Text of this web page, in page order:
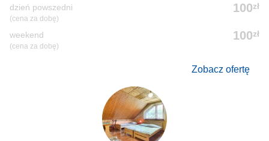
100zł
dzień powszedni
(cena za dobę)
100zł
weekend
(cena za dobę)
Zobacz ofertę